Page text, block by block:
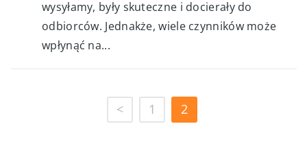
wysyłamy, były skuteczne i docierały do
odbiorców. Jednakże, wiele czynników może
wpłynąć na...
< 1 2